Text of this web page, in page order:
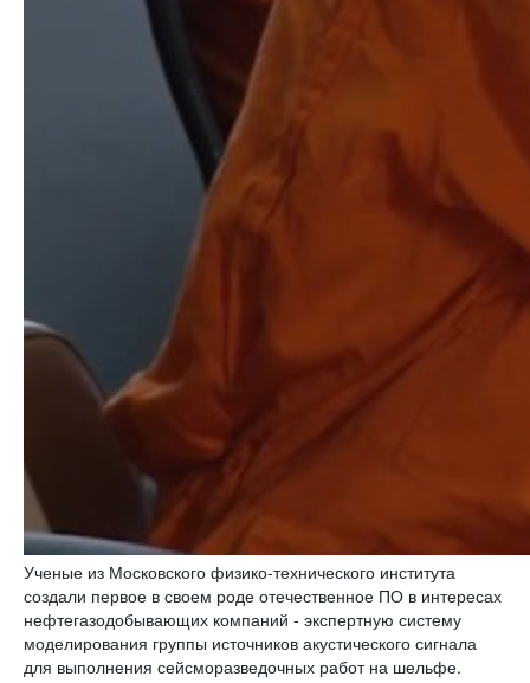
Ученые из Московского физико-технического института
создали первое в своем роде отечественное ПО в интересах
нефтегазодобывающих компаний - экспертную систему
моделирования группы источников акустического сигнала
для выполнения сейсморазведочных работ на шельфе.